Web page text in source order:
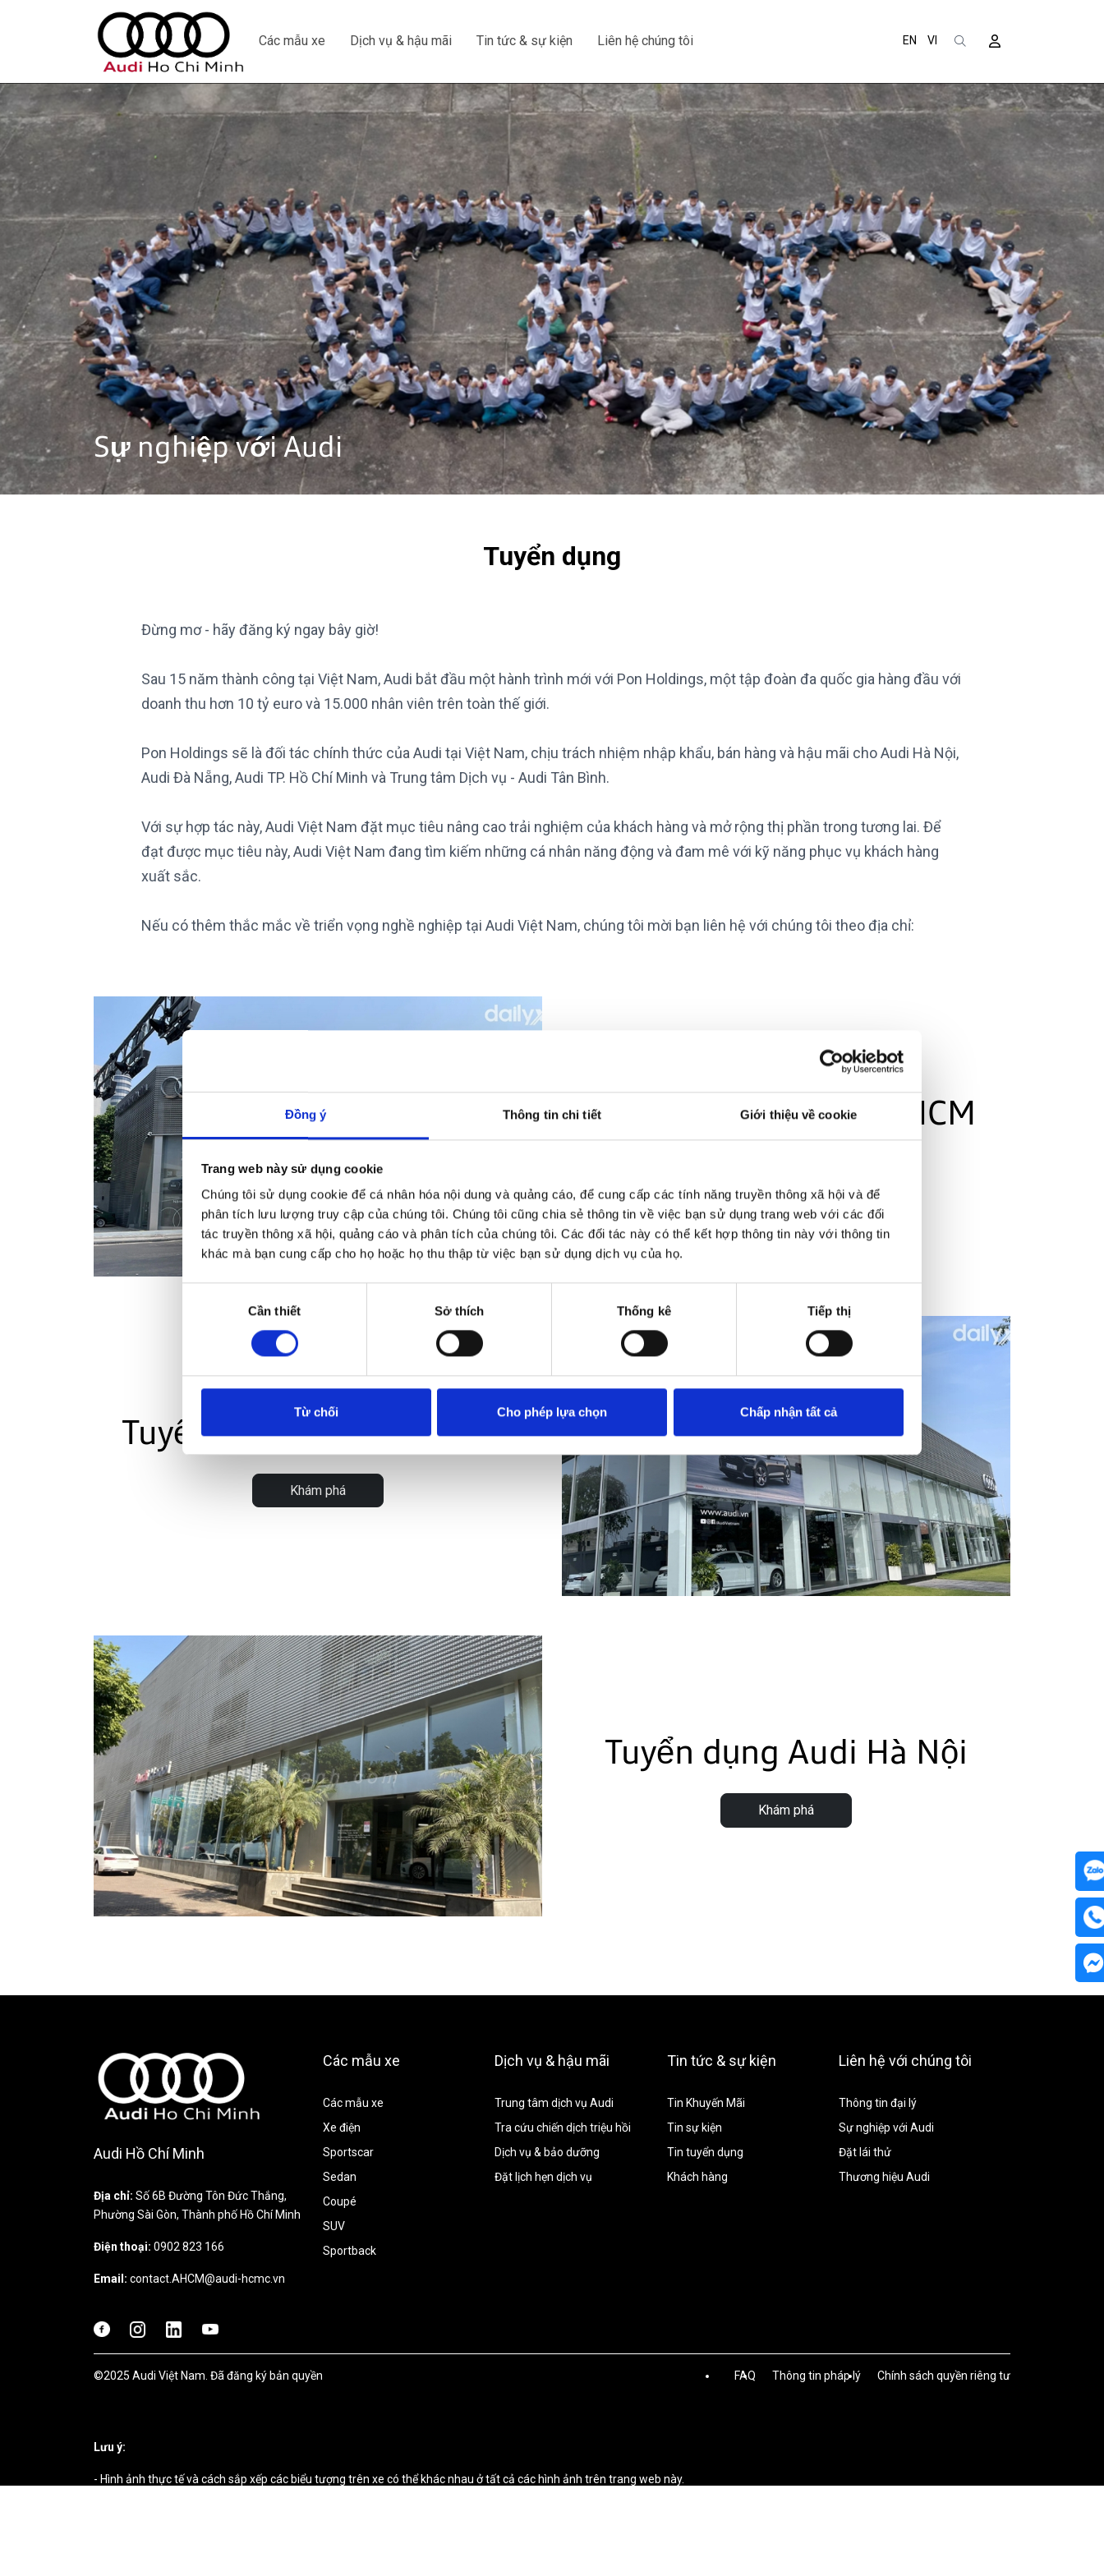
Đồng ý Thông tin chi tiết Giới thiệu về cookie
Trang web này sử dụng cookie
Chúng tôi sử dụng cookie để cá nhân hóa nội dung và quảng cáo, để cung cấp các tính năng truyền thông xã hội và để
phân tích lưu lượng truy cập của chúng tôi. Chúng tôi cũng chia sẻ thông tin về việc bạn sử dụng trang web với các đối
tác truyền thông xã hội, quảng cáo và phân tích của chúng tôi. Các đối tác này có thể kết hợp thông tin này với thông tin
khác mà bạn cung cấp cho họ hoặc họ thu thập từ việc bạn sử dụng dịch vụ của họ.
Cần thiết Sở thích Thống kê Tiếp thị
Từ chối Cho phép lựa chọn Chấp nhận tất cả
Các mẫu xe Dịch vụ & hậu mãi Tin tức & sự kiện Liên hệ chúng tôi EN VI
Sự nghiệp với Audi
Tuyển dụng
Đừng mơ - hãy đăng ký ngay bây giờ!
Sau 15 năm thành công tại Việt Nam, Audi bắt đầu một hành trình mới với Pon Holdings, một tập đoàn đa quốc gia hàng đầu với
doanh thu hơn 10 tỷ euro và 15.000 nhân viên trên toàn thế giới.
Pon Holdings sẽ là đối tác chính thức của Audi tại Việt Nam, chịu trách nhiệm nhập khẩu, bán hàng và hậu mãi cho Audi Hà Nội,
Audi Đà Nẵng, Audi TP. Hồ Chí Minh và Trung tâm Dịch vụ - Audi Tân Bình.
Với sự hợp tác này, Audi Việt Nam đặt mục tiêu nâng cao trải nghiệm của khách hàng và mở rộng thị phần trong tương lai. Để
đạt được mục tiêu này, Audi Việt Nam đang tìm kiếm những cá nhân năng động và đam mê với kỹ năng phục vụ khách hàng
xuất sắc.
Nếu có thêm thắc mắc về triển vọng nghề nghiệp tại Audi Việt Nam, chúng tôi mời bạn liên hệ với chúng tôi theo địa chỉ:
Tuyển dụng Audi TP HCM
Tuyển dụng Audi Đà Nẵng
Khám phá
Tuyển dụng Audi Hà Nội
Khám phá
Audi Hồ Chí Minh
Địa chỉ: Số 6B Đường Tôn Đức Thắng,
Phường Sài Gòn, Thành phố Hồ Chí Minh
Điện thoại: 0902 823 166
Email: contact.AHCM@audi-hcmc.vn
Các mẫu xe
Các mẫu xe
Xe điện
Sportscar
Sedan
Coupé
SUV
Sportback
Dịch vụ & hậu mãi
Trung tâm dịch vụ Audi
Tra cứu chiến dịch triệu hồi
Dịch vụ & bảo dưỡng
Đặt lịch hẹn dịch vụ
Tin tức & sự kiện
Tin Khuyến Mãi
Tin sự kiện
Tin tuyển dụng
Khách hàng
Liên hệ với chúng tôi
Thông tin đại lý
Sự nghiệp với Audi
Đặt lái thử
Thương hiệu Audi
©2025 Audi Việt Nam. Đã đăng ký bản quyền FAQ Thông tin pháp lý Chính sách quyền riêng tư
Lưu ý:
- Hình ảnh thực tế và cách sắp xếp các biểu tượng trên xe có thể khác nhau ở tất cả các hình ảnh trên trang web này.